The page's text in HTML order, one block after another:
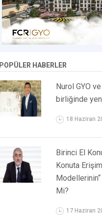
POPÜLER HABERLER
Nurol GYO
birliğinde
18 Haziran
Birinci El
Konuta
Mi?
17 Haziran